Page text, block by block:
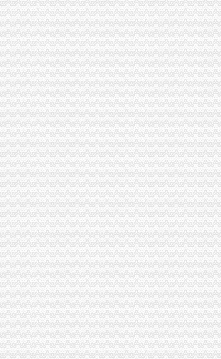
辣条儿的喜欢|LOFTER（乐乎）-让兴趣,更有趣
重庆市人民办公厅转发市建委关于重庆市都市发达经济圈新建采
郑东新区CBD区域月季更换工程施工重新公然招标公告|十环招标网
大学城办执照
山东曾有所世界级大学远超山大_搜狐历史_搜狐网
福建福州大学城青源水厂二期扩建工程设计施工总承包招标-污水处理
番禺代办公司注册方便,快捷-番禺工商注册|广州酷易搜
【58同城】郑州代办营业执照
福建：大学生创业可先拿营业执照再办其他手续_新浪福建城事_新浪
磁器口办执照
【图】澜澜澜沧海_江北区短租公寓_途家网
印度揣测中国何时失去耐心中方再促印尽快撤
北京都机场客服电话doc下载_爱问共享资料
磁器口物流磁器口附近物流长途搬家-汽车运输--中国五金商机网
积水潭证券公司,磁器口新三板开户_志趣网
陈家湾办执照
民生跟着民声走一切为了百姓_要闻_陕西建网
网民给山西省委书记、省长留言获回复共计37条--地方领导--人民网
2015年停产名单丨逾1000家煤炭、化工、钢铁、建材企业……-安全
全齐了！无锡全的学区房攻略,连参考房价都给你问好了！-房市头条
山东省环境保护厅--中央环保督察组向山东转办群众信访举报件及边督
陈家桥办执照
2017年10月17日上午版
沙坪坝局陈家桥所提高队伍素质加市进出口证办理流程场监管-重庆帅博
《双食记》_天空之城_新浪博客
东方市场：关于设立全资子公司的进展公告_东方市场（000301）_公
<![CDATA[法频道_新华网]]>
沙坪坝区办执照流程
2017年重庆保障房申请条件、流程（新）
今年方陆续推出15项便民利民措施--重庆频道--人民网
[重庆]重庆市招标投标综合网_沙坪坝区井双片区AZ1主干道南段道路工
上海市个人无|个人无供应商|【沙坪坝区个人【沙坪坝区
沙坪坝分公司2016年房屋零星装修维修项目采购_竞争谈判采购公告
重庆办执照